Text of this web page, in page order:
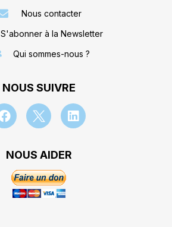
Nous contacter
S'abonner à la Newsletter
Qui sommes-nous ?
NOUS SUIVRE
NOUS AIDER